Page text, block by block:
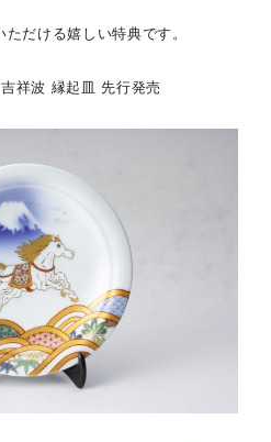
だける嬉しい特典です。
祥波 縁起皿 先行発売